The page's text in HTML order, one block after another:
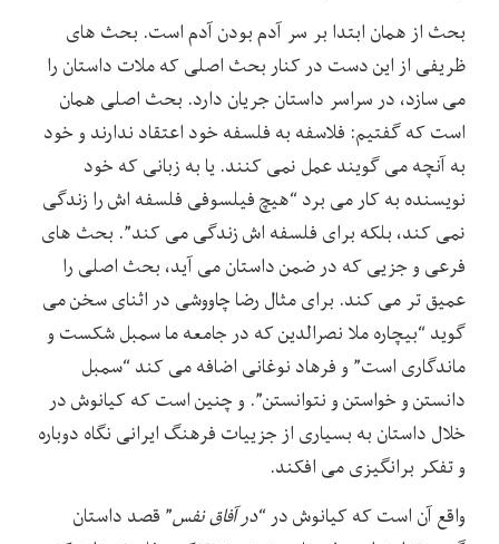
بحث از همان ابتدا بر سر آدم بودن آدم است. بحث های
ظریفی از این دست در کنار بحث اصلی که ملات داستان را
می سازد، در سراسر داستان جریان دارد. بحث اصلی همان
است که گفتیم: فلاسفه به فلسفه خود اعتقاد ندارند و خود
به آنچه می گویند عمل نمی کنند. یا به زبانی که خود
نویسنده به کار می برد “هیچ فیلسوفی فلسفه اش را زندگی
نمی کند، بلکه برای فلسفه اش زندگی می کند”. بحث های
فرعی و جزیی که در ضمن داستان می آید، بحث اصلی را
عمیق تر می کند. برای مثال رضا چاووشی در اثنای سخن می
گوید “بیچاره ملا نصرالدین که در جامعه ما سمبل شکست و
ماندگاری است” و فرهاد نوغانی اضافه می کند “سمبل
دانستن و خواستن و نتوانستن”. و چنین است که کیانوش در
خلال داستان به بسیاری از جزییات فرهنگ ایرانی نگاه دوباره
و تفکر برانگیزی می افکند.
واقع آن است که کیانوش در “در آفاق نفس” قصد داستان